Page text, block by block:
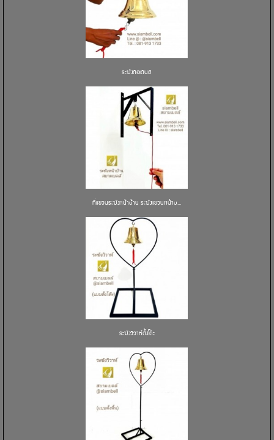
ระฆังถือเดินตี
ที่แขวนระฆังหน้าบ้าน ระฆังแขวนหน้าบ...
ระฆังวิวาห์ตั้งโต๊ะ